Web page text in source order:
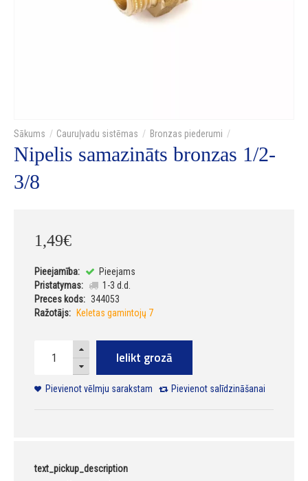
Cauruļvadu sistēmas Bronzas piederumi
Nipelis samazināts bronzas 1/2-
3/8
1,49€
Pieejamība:
Pieejams
Pristatymas:
1-3 d.d.
Preces kods: 344053
Ražotājs:
Keletas gamintojų 7
Ielikt grozā
Pievienot vēlmju sarakstam Pievienot salīdzināšanai
text_pickup_description